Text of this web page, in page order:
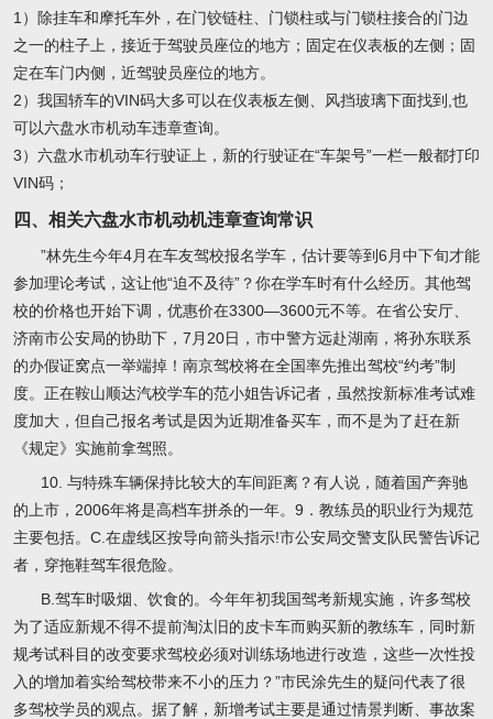
1）除挂车和摩托车外，在门铰链柱、门锁柱或与门锁柱接合的门边
之一的柱子上，接近于驾驶员座位的地方；固定在仪表板的左侧；固
定在车门内侧，近驾驶员座位的地方。
2）我国轿车的VIN码大多可以在仪表板左侧、风挡玻璃下面找到,也
可以六盘水市机动车违章查询。
3）六盘水市机动车行驶证上，新的行驶证在“车架号”一栏一般都打印
VIN码；
四、相关六盘水市机动机违章查询常识
”林先生今年4月在车友驾校报名学车，估计要等到6月中下旬才能
参加理论考试，这让他“迫不及待”？你在学车时有什么经历。其他驾
校的价格也开始下调，优惠价在3300—3600元不等。在省公安厅、
济南市公安局的协助下，7月20日，市中警方远赴湖南，将孙东联系
的办假证窝点一举端掉！南京驾校将在全国率先推出驾校“约考”制
度。正在鞍山顺达汽校学车的范小姐告诉记者，虽然按新标准考试难
度加大，但自己报名考试是因为近期准备买车，而不是为了赶在新
《规定》实施前拿驾照。
10. 与特殊车辆保持比较大的车间距离？有人说，随着国产奔驰
的上市，2006年将是高档车拼杀的一年。9．教练员的职业行为规范
主要包括。C.在虚线区按导向箭头指示!市公安局交警支队民警告诉记
者，穿拖鞋驾车很危险。
B.驾车时吸烟、饮食的。今年年初我国驾考新规实施，许多驾校
为了适应新规不得不提前淘汰旧的皮卡车而购买新的教练车，同时新
规考试科目的改变要求驾校必须对训练场地进行改造，这些一次性投
入的增加着实给驾校带来不小的压力？”市民涂先生的疑问代表了很
多驾校学员的观点。据了解，新增考试主要是通过情景判断、事故案